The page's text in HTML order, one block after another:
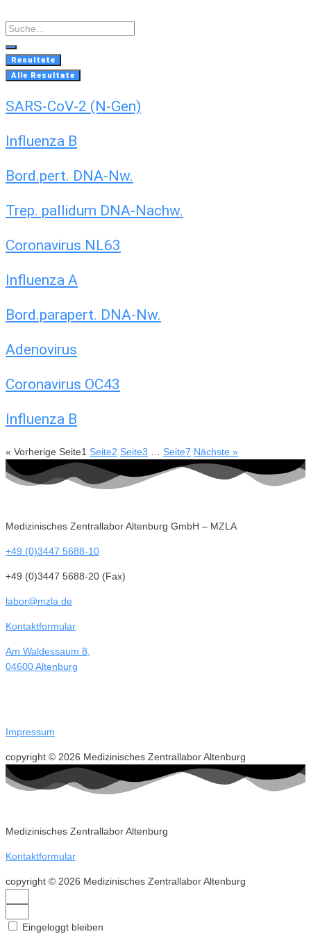
to
content
Search
...
Resultate
Alle Resultate
SARS-CoV-2 (N-Gen)
Influenza B
Bord.pert. DNA-Nw.
Trep. pallidum DNA-Nachw.
Coronavirus NL63
Influenza A
Bord.parapert. DNA-Nw.
Adenovirus
Coronavirus OC43
Influenza B
« Vorherige Seite1 Seite2 Seite3 Seite7 Nächste »
Medizinisches Zentrallabor Altenburg GmbH – MZLA
+49 (0)3447 5688-10
+49 (0)3447 5688-20 (Fax)
labor@mzla.de
Kontaktformular
Am Waldessaum 8,
04600 Altenburg
Impressum
copyright © 2026 Medizinisches Zentrallabor Altenburg
Medizinisches Zentrallabor Altenburg
Kontaktformular
copyright © 2026 Medizinisches Zentrallabor Altenburg
Eingeloggt bleiben